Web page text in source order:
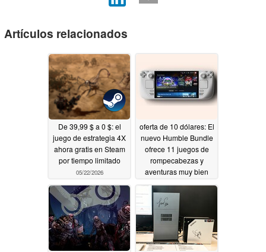
Artículos relacionados
De 39,99 $ a 0 $: el
juego de estrategia 4X
ahora gratis en Steam
por tiempo limitado
05/22/2026
oferta de 10 dólares: El
nuevo Humble Bundle
ofrece 11 juegos de
rompecabezas y
aventuras muy bien
05/22/2026